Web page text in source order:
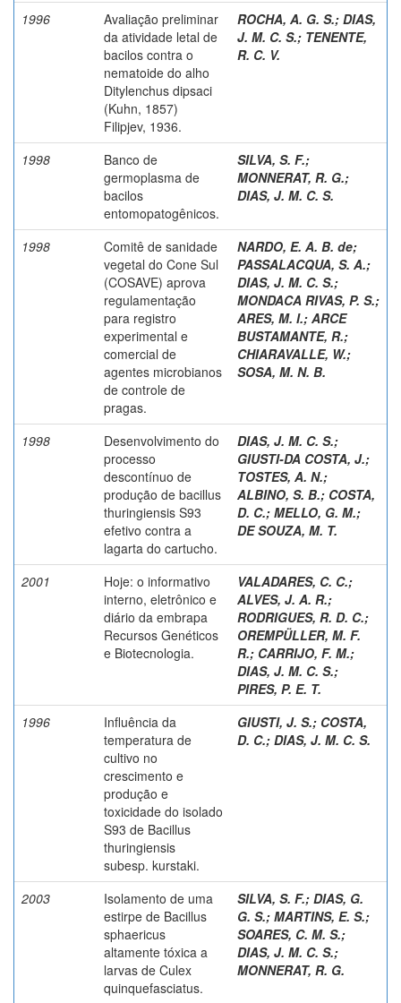
1996
Avaliação preliminar
da atividade letal de
bacilos contra o
nematoide do alho
Ditylenchus dipsaci
(Kuhn, 1857)
Filipjev, 1936.
ROCHA, A. G. S.; DIAS,
J. M. C. S.; TENENTE,
R. C. V.
1998
Banco de
germoplasma de
bacilos
entomopatogênicos.
SILVA, S. F.;
MONNERAT, R. G.;
DIAS, J. M. C. S.
1998
Comitê de sanidade
vegetal do Cone Sul
(COSAVE) aprova
regulamentação
para registro
experimental e
comercial de
agentes microbianos
de controle de
pragas.
NARDO, E. A. B. de;
PASSALACQUA, S. A.;
DIAS, J. M. C. S.;
MONDACA RIVAS, P. S.;
ARES, M. I.; ARCE
BUSTAMANTE, R.;
CHIARAVALLE, W.;
SOSA, M. N. B.
1998
Desenvolvimento do
processo
descontínuo de
produção de bacillus
thuringiensis S93
efetivo contra a
lagarta do cartucho.
DIAS, J. M. C. S.;
GIUSTI-DA COSTA, J.;
TOSTES, A. N.;
ALBINO, S. B.; COSTA,
D. C.; MELLO, G. M.;
DE SOUZA, M. T.
2001
Hoje: o informativo
interno, eletrônico e
diário da embrapa
Recursos Genéticos
e Biotecnologia.
VALADARES, C. C.;
ALVES, J. A. R.;
RODRIGUES, R. D. C.;
OREMPÜLLER, M. F.
R.; CARRIJO, F. M.;
DIAS, J. M. C. S.;
PIRES, P. E. T.
1996
Influência da
temperatura de
cultivo no
crescimento e
produção e
toxicidade do isolado
S93 de Bacillus
thuringiensis
subesp. kurstaki.
GIUSTI, J. S.; COSTA,
D. C.; DIAS, J. M. C. S.
2003
Isolamento de uma
estirpe de Bacillus
sphaericus
altamente tóxica a
larvas de Culex
quinquefasciatus.
SILVA, S. F.; DIAS, G.
G. S.; MARTINS, E. S.;
SOARES, C. M. S.;
DIAS, J. M. C. S.;
MONNERAT, R. G.